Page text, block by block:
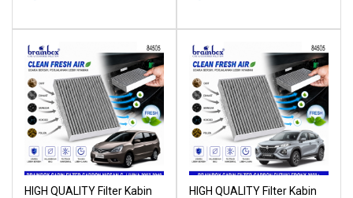
HIGH QUALITY Filter Kabin
HIGH QUALITY Filter Kabin